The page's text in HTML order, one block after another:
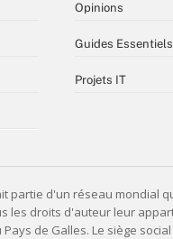
Opinions
Guides Essentiels
Projets IT